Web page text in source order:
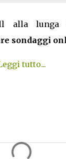
alla lunga
sondaggi
tutto...